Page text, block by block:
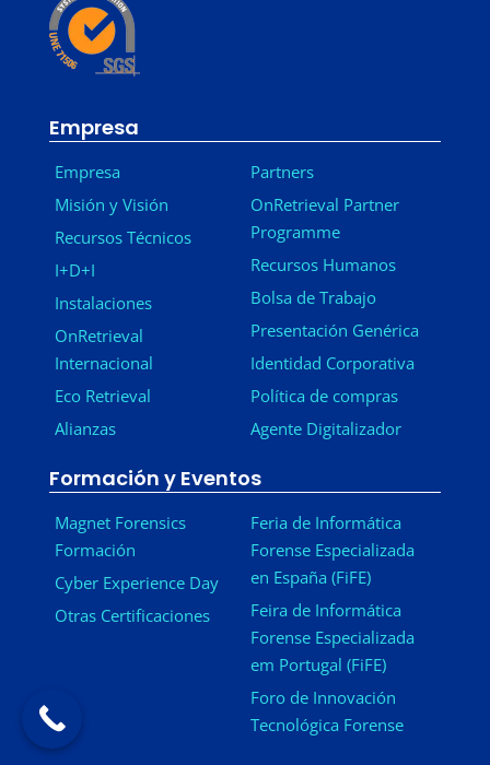
Empresa
Empresa
Misión y Visión
Recursos Técnicos
I+D+I
Instalaciones
OnRetrieval
Internacional
Eco Retrieval
Alianzas
Partners
OnRetrieval Partner
Programme
Recursos Humanos
Bolsa de Trabajo
Presentación Genérica
Identidad Corporativa
Política de compras
Agente Digitalizador
Formación y Eventos
Magnet Forensics
Formación
Cyber Experience Day
Otras Certificaciones
Feria de Informática
Forense Especializada
en España (FiFE)
Feira de Informática
Forense Especializada
em Portugal (FiFE)
Foro de Innovación
Tecnológica Forense